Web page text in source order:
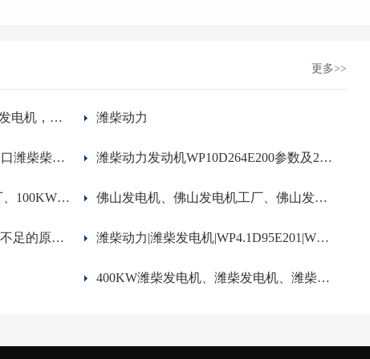
更多>>
WEICHAI， 潍柴动力， 潍柴发电机，潍柴动力简介，潍柴中国制造，潍柴实力 潍柴动力
32KW潍柴发电机、60HZ、出口潍柴柴油发电机组、潍柴技术参数 潍柴动力发动机WP10D264E200参数及200KW潍柴发电机技术参数
潍柴发电机佛山OEM成套工厂、100KW潍柴柴油发电机组、潍柴发电机、潍柴动力、佛山发电机厂家 佛山发电机、佛山发电机工厂、佛山发电机厂家、佛山静音发电机、发电机
柴油发电机组使用过程中功率不足的原因分析 潍柴动力|潍柴发电机|WP4.1D95E201|WEICHAI潍柴发动机
400KW潍柴发电机、潍柴发电机、潍柴动力WP13D490E310柴油机组技术参数